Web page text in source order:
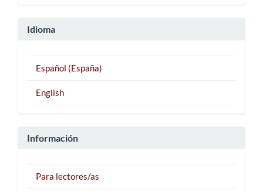
Idioma
Español (España)
English
Información
Para lectores/as